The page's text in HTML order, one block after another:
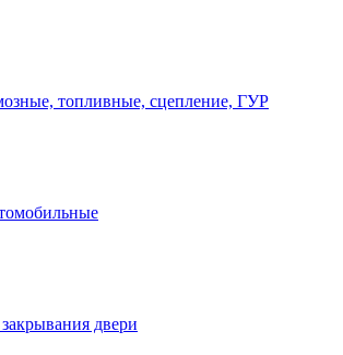
топливные, сцепление, ГУР
двери